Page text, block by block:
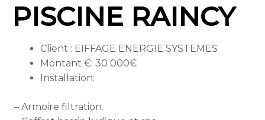
PISCINE RAINCY
Client : EIFFAGE ENERGIE SYSTEMES
Montant €: 30 000€
Installation:
– Armoire filtration.